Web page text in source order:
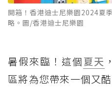
開箱！香港迪士尼樂園2024夏
略。圖/香港迪士尼樂園
暑假來臨！這個夏天 ，
區將為您帶來一個又